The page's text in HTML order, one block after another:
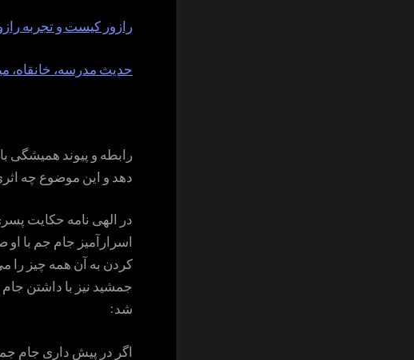
رازور کیست و تجربه
حدیث مدرسه، خانقاه،
رابطه و پیوند همیشگی
دهد و این موضوع چه
در الهی نامه حکایت
اسرارآمیز جام جم با
کردن به آن همه چیز را
جمشید نیز با داشتن
شد:
اگر در پیش داری جامِ